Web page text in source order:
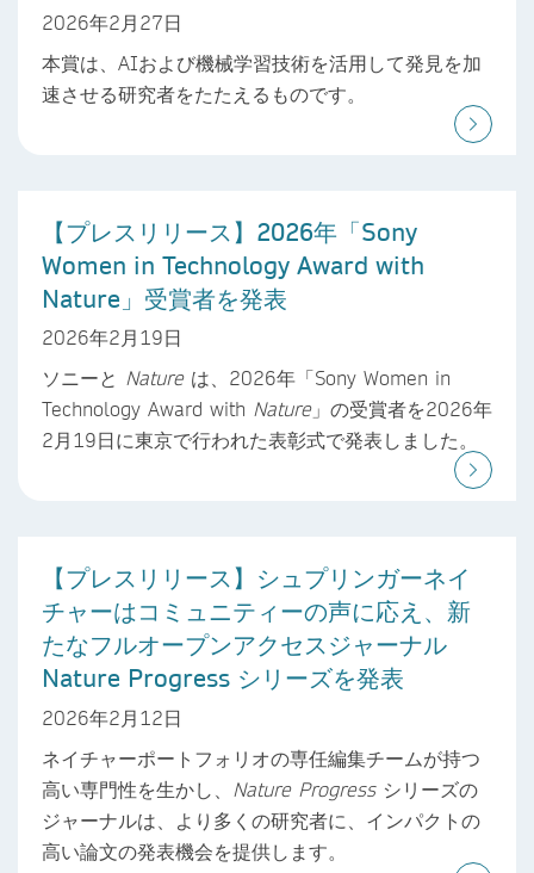
2026年2月27日
本賞は、AIおよび機械学習技術を活用して発見を加
速させる研究者をたたえるものです。
【プレスリリース】2026年「Sony
Women in Technology Award with
Nature」受賞者を発表
2026年2月19日
ソニーと Natureは、2026年「Sony Women in
Technology Award with Nature」の受賞者を2026年
2月19日に東京で行われた表彰式で発表しました。
【プレスリリース】シュプリンガーネイ
チャーはコミュニティーの声に応え、新
たなフルオープンアクセスジャーナル
Nature Progress シリーズを発表
2026年2月12日
ネイチャーポートフォリオの専任編集チームが持つ
高い専門性を生かし、 Nature Progress シリーズの
ジャーナルは、より多くの研究者に、インパクトの
高い論文の発表機会を提供します。